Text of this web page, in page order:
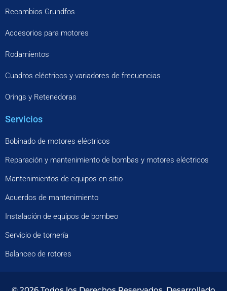
Recambios Grundfos
Accesorios para motores
Rodamientos
Cuadros eléctricos y variadores de frecuencias
Orings y Retenedoras
Servicios
Bobinado de motores eléctricos
Reparación y mantenimiento de bombas y motores eléctricos
Mantenimientos de equipos en sitio
Acuerdos de mantenimiento
Instalación de equipos de bombeo
Servicio de tornería
Balanceo de rotores